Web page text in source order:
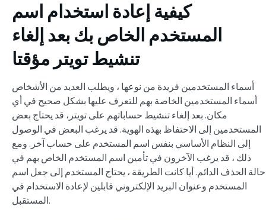
كيفية إعادة استخدام اسم
المستخدم الخاص بك بعد إلغاء
تنشيط تويتر مؤقتا
أسماء المستخدمين فريدة من نوعها ، ويطلب العديد من الأشخاص
أسماء المستخدمين الخاصة بهم للتعرف عليها بشكل صحيح في أي
مكان. بعد إلغاء تنشيط حساباتهم على تويتر، قد يحتاج بعض
المستخدمين إلى الاحتفاظ بهذه الهوية. قد يرغب البعض في الوصول
إلى النظام الأساسي بنفس اسم المستخدم على حساب آخر. ومع
ذلك ، قد يرغب الآخرون في تأمين اسم المستخدم الخاص بهم في
حالة الحذف الدائم. أيا كانت الطريقة ، يحتاج المستخدم إلى جعل اسم
المستخدم وعنوان البريد الإلكتروني قابلين لإعادة الاستخدام في
المستقبل.